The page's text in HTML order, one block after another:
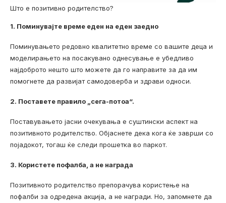
Што е позитивно родителство?
1. Поминувајте време еден на еден заедно
Поминувањето редовно квалитетно време со вашите деца и
моделирањето на посакувано однесување е убедливо
најдоброто нешто што можете да го направите за да им
помогнете да развијат самодоверба и здрави односи.
2. Поставете правило „сега-потоа“.
Поставувањето јасни очекувања е суштински аспект на
позитивното родителство. Објаснете дека кога ќе заврши со
појадокот, тогаш ќе следи прошетка во паркот.
3. Користете пофалба, а не награда
Позитивното родителство препорачува користење на
пофалби за одредена акција, а не награди. Но, запомнете да